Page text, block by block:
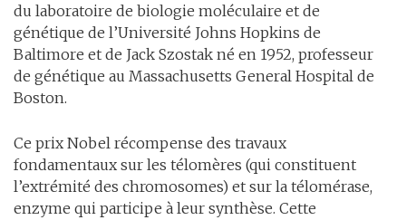
du laboratoire de biologie moléculaire et de
génétique de l’Université Johns Hopkins de
Baltimore et de Jack Szostak né en 1952, professeur
de génétique au Massachusetts General Hospital de
Boston.
Ce prix Nobel récompense des travaux
fondamentaux sur les télomères (qui constituent
l’extrémité des chromosomes) et sur la télomérase,
enzyme qui participe à leur synthèse. Cette